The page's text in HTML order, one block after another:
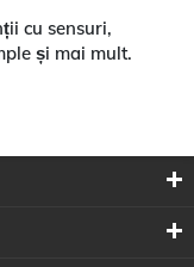
cu sensuri,
și mai mult.